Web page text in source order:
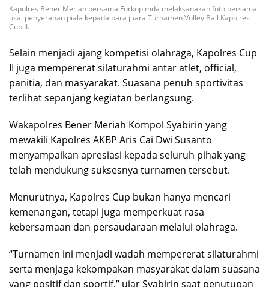
Kapolres Bener Meriah bersama Forkopimda melaksanakan foto bersama
usai penyerahan piala kepada para juara Turnamen Volley Ball Kapolres
Cup II.
Selain menjadi ajang kompetisi olahraga, Kapolres Cup
II juga mempererat silaturahmi antar atlet, official,
panitia, dan masyarakat. Suasana penuh sportivitas
terlihat sepanjang kegiatan berlangsung.
Wakapolres Bener Meriah Kompol Syabirin yang
mewakili Kapolres AKBP Aris Cai Dwi Susanto
menyampaikan apresiasi kepada seluruh pihak yang
telah mendukung suksesnya turnamen tersebut.
Menurutnya, Kapolres Cup bukan hanya mencari
kemenangan, tetapi juga memperkuat rasa
kebersamaan dan persaudaraan melalui olahraga.
“Turnamen ini menjadi wadah mempererat silaturahmi
serta menjaga kekompakan masyarakat dalam suasana
yang positif dan sportif,” ujar Syabirin saat penutupan